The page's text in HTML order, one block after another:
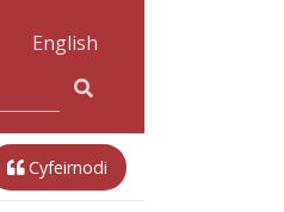
English
Cyfeirnodi